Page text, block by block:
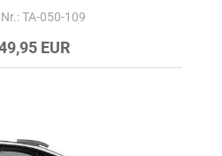
TA-050-109
EUR